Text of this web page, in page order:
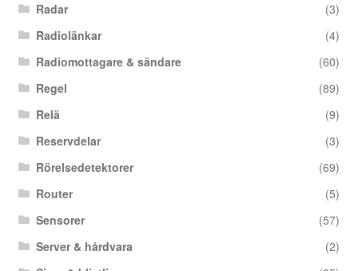
Radar
(3)
Radiolänkar
(4)
Radiomottagare & sändare
(60)
Regel
(89)
Relä
(9)
Reservdelar
(3)
Rörelsedetektorer
(69)
Router
(5)
Sensorer
(57)
Server & hårdvara
(2)